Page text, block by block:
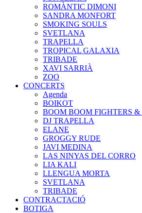
ROMÀNTIC DIMONI
SANDRA MONFORT
SMOKING SOULS
SVETLANA
TRAPELLA
TROPICAL GALAXIA
TRIBADE
XAVI SARRIÀ
ZOO
CONCERTS
Agenda
BOIKOT
BOOM BOOM FIGHTERS
DJ TRAPELLA
ELANE
GROGGY RUDE
JAVI MEDINA
LAS NINYAS DEL CORRO
LIA KALI
LLENGUA MORTA
SVETLANA
TRIBADE
CONTRACTACIÓ
BOTIGA